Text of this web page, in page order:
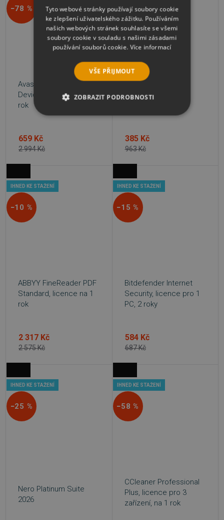
−78 %
Avast Ultimate Multi-
Device, 10 zařízení, 1
rok
2 994 Kč
659 Kč
−60 %
Studio 12
963 Kč
385 Kč
IHNED KE STAŽENÍ
−10 %
ABBYY FineReader PDF
Standard, licence na 1
rok
2 575 Kč
2 317 Kč
IHNED KE STAŽENÍ
−15 %
Bitdefender Internet
Security, licence pro 1
PC, 2 roky
687 Kč
584 Kč
IHNED KE STAŽENÍ
−25 %
Nero Platinum Suite
2026
IHNED KE STAŽENÍ
−58 %
CCleaner Professional
Plus, licence pro 3
zařízení, na 1 rok
Tyto webové stránky používají soubory cookie
ke zlepšení uživatelského zážitku. Používáním
našich webových stránek souhlasíte se všemi
soubory cookie v souladu s našimi zásadami
používání souborů cookie. Více informací
VŠE PŘIJMOUT
ZOBRAZIT PODROBNOSTI
NEZBYTNĚ NUTNÉ SOUBORY
VÝKONOVÉ SOUBORY
SOUBORY CÍLENÍ
FUNKČNÍ SOUBORY
NEZAŘAZENÉ SOUBORY
Funkční soubory
Nezařazené soubory
Nezbytně nutné soubory cookie umožňují
cookie správně používat.
Google LLC
www.google.com